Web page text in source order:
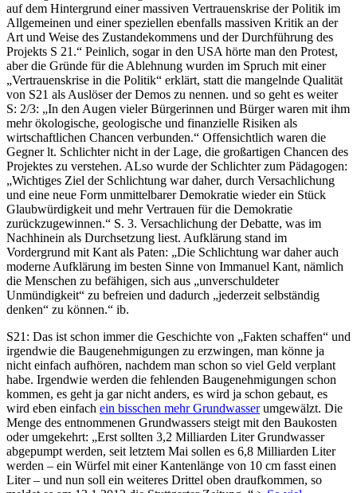
auf dem Hintergrund einer massiven Vertrauenskrise der Politik im
Allgemeinen und einer speziellen ebenfalls massiven Kritik an der
Art und Weise des Zustandekommens und der Durchführung des
Projekts S 21.“ Peinlich, sogar in den USA hörte man den Protest,
aber die Gründe für die Ablehnung wurden im Spruch mit einer
„Vertrauenskrise in die Politik“ erklärt, statt die mangelnde Qualität
von S21 als Auslöser der Demos zu nennen. und so geht es weiter
S: 2/3: „In den Augen vieler Bürgerinnen und Bürger waren mit ihm
mehr ökologische, geologische und finanzielle Risiken als
wirtschaftlichen Chancen verbunden.“ Offensichtlich waren die
Gegner lt. Schlichter nicht in der Lage, die großartigen Chancen des
Projektes zu verstehen. ALso wurde der Schlichter zum Pädagogen:
„Wichtiges Ziel der Schlichtung war daher, durch Versachlichung
und eine neue Form unmittelbarer Demokratie wieder ein Stück
Glaubwürdigkeit und mehr Vertrauen für die Demokratie
zurückzugewinnen.“ S. 3. Versachlichung der Debatte, was im
Nachhinein als Durchsetzung liest. Aufklärung stand im
Vordergrund mit Kant als Paten: „Die Schlichtung war daher auch
moderne Aufklärung im besten Sinne von Immanuel Kant, nämlich
die Menschen zu befähigen, sich aus „unverschuldeter
Unmündigkeit“ zu befreien und dadurch „jederzeit selbständig
denken“ zu können.“ ib.
S21: Das ist schon immer die Geschichte von „Fakten schaffen“ und
irgendwie die Baugenehmigungen zu erzwingen, man könne ja
nicht einfach aufhören, nachdem man schon so viel Geld verplant
habe. Irgendwie werden die fehlenden Baugenehmigungen schon
kommen, es geht ja gar nicht anders, es wird ja schon gebaut, es
wird eben einfach ein bisschen mehr Grundwasserumgewälzt. Die
Menge des entnommenen Grundwassers steigt mit den Baukosten
oder umgekehrt: „Erst sollten 3,2 Milliarden Liter Grundwasser
abgepumpt werden, seit letztem Mai sollen es 6,8 Milliarden Liter
werden – ein Würfel mit einer Kantenlänge von 10 cm fasst einen
Liter – und nun soll ein weiteres Drittel oben draufkommen, so